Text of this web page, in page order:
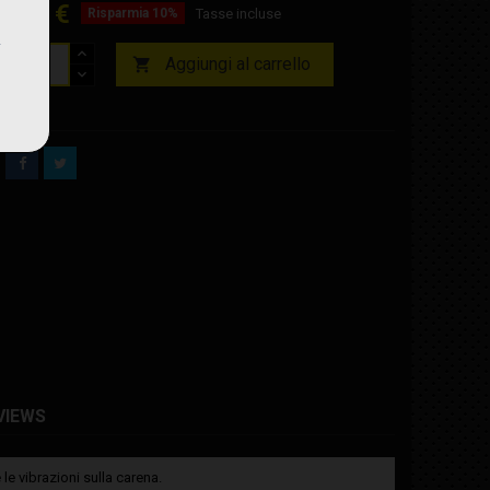
€ Risparmia 10% Tasse incluse
 Aggiungi al carrello
vibrazioni sulla carena.